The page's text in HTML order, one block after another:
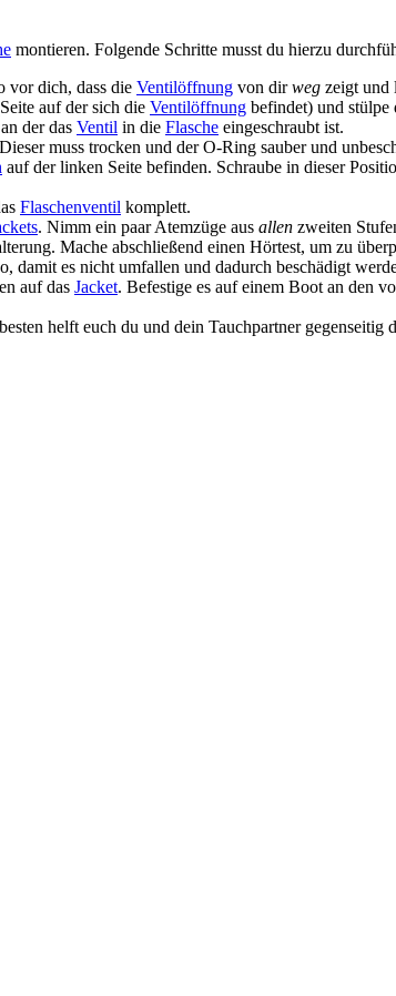
montieren. Folgende Schritte musst du hierzu
vor dich, dass die Ventilöffnung von dirweg zeigt und
auf der sich die Ventilöffnung befindet) und stülpe
der das Ventil in die Flasche eingeschraubt ist.
muss trocken und der O-Ring sauber und
auf der linken Seite befinden. Schraube in dieser
Flaschenventil komplett.
. Nimm ein paar Atemzüge aus allen zweiten
Mache abschließend einen Hörtest, um zu
damit es nicht umfallen und dadurch beschädigt
auf das Jacket. Befestige es auf einem Boot an den
helft euch du und dein Tauchpartner gegenseitig